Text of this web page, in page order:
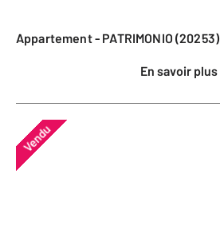
Appartement - PATRIMONIO (20253)
En savoir plus
Vendu